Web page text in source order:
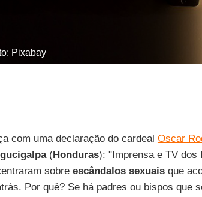
Pixabay
com uma declaração do cardeal Oscar
(Honduras): "Imprensa e TV dos
sobre escândalos sexuaisque
Por quê? Se há padres ou bispos que